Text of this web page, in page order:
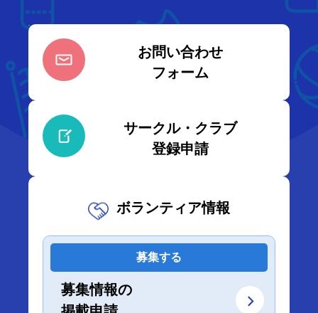
お問い合わせ
フォーム
サークル・クラブ
登録申請
ボランティア情報
募集する
募集情報の